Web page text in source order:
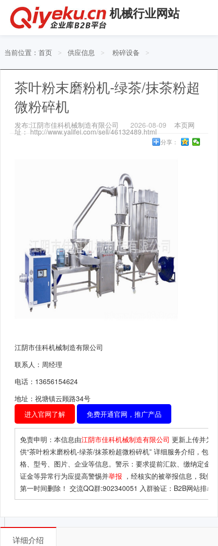
机械行业网站
当前位置： 首页 > 供应信息 > 粉碎设备 >
茶叶粉末磨粉机-绿茶/抹茶粉超
微粉碎机
发布:江阴市佳科机械制造有限公司 2026-08-09 本页网
址： http://www.yalifei.com/sell/46132489.html
分享：
江阴市佳科机械制造有限公司
联系人：周经理
电话：13656154624
地址：祝塘镇云顾路34号
进入官网了解
免费开通官网，推广产品
免责申明：本信息由江阴市佳科机械制造有限公司 更新上传并为
供“茶叶粉末磨粉机-绿茶/抹茶粉超微粉碎机” 详细服务介绍，包括
格、型号、图片、企业等信息。警示：要求提前汇款、缴纳定金
证金等异常行为应提高警惕并举报 ，经核实的被举报信息，我们
第一时间删除！ 交流QQ群:902340051 入群验证：B2B网站排名
详细介绍